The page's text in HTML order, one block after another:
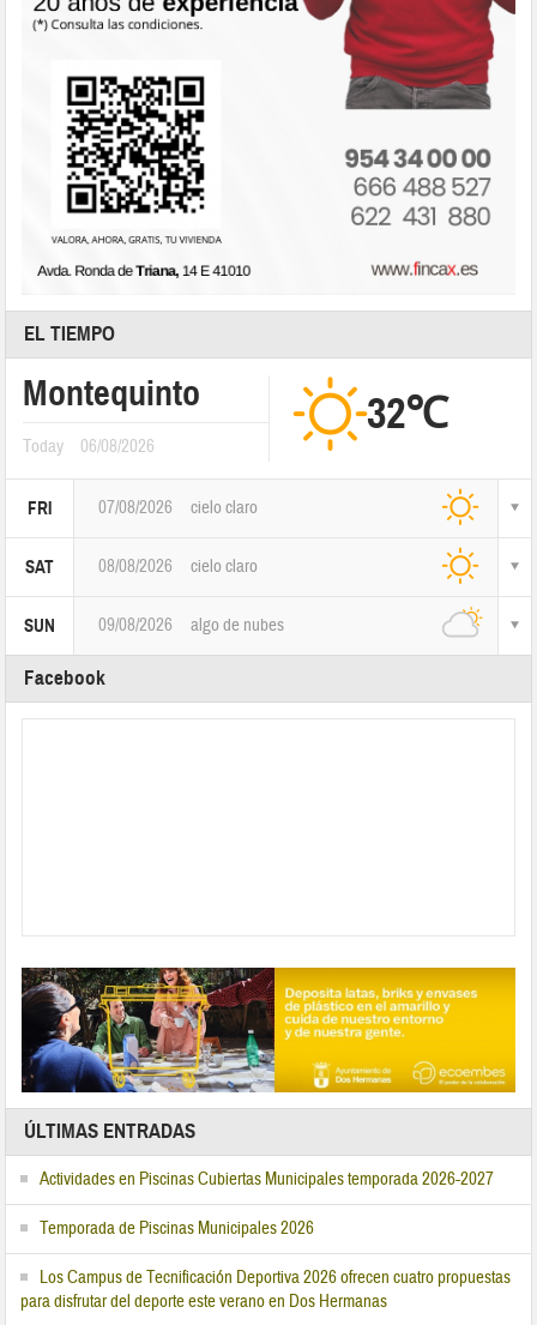
EL TIEMPO
Montequinto
Today 06/08/2026
32℃
FRI 07/08/2026 cielo claro
SAT 08/08/2026 cielo claro
SUN 09/08/2026 algo de nubes
Facebook
ÚLTIMAS ENTRADAS
Actividades en Piscinas Cubiertas Municipales temporada 2026-2027
Temporada de Piscinas Municipales 2026
Los Campus de Tecnificación Deportiva 2026 ofrecen cuatro propuestas
para disfrutar del deporte este verano en Dos Hermanas